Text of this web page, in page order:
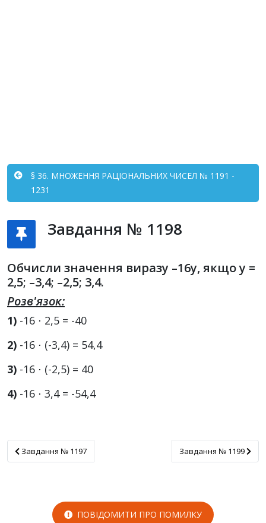
§ 36. МНОЖЕННЯ РАЦІОНАЛЬНИХ ЧИСЕЛ № 1191 -
1231
Завдання № 1198
Обчисли значення виразу –16y, якщо y =
2,5; –3,4; –2,5; 3,4.
Розв'язок:
1) -16 ⋅ 2,5 = -40
2) -16 ⋅ (-3,4) = 54,4
3) -16 ⋅ (-2,5) = 40
4) -16 ⋅ 3,4 = -54,4
Завдання № 1197
Завдання № 1197 Завдання № 1199
Завдання № 1199
ПОВІДОМИТИ ПРО ПОМИЛКУ